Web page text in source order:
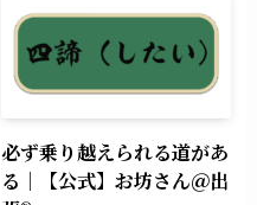
必ず乗り越えられる道があ
る｜【公式】お坊さん＠出